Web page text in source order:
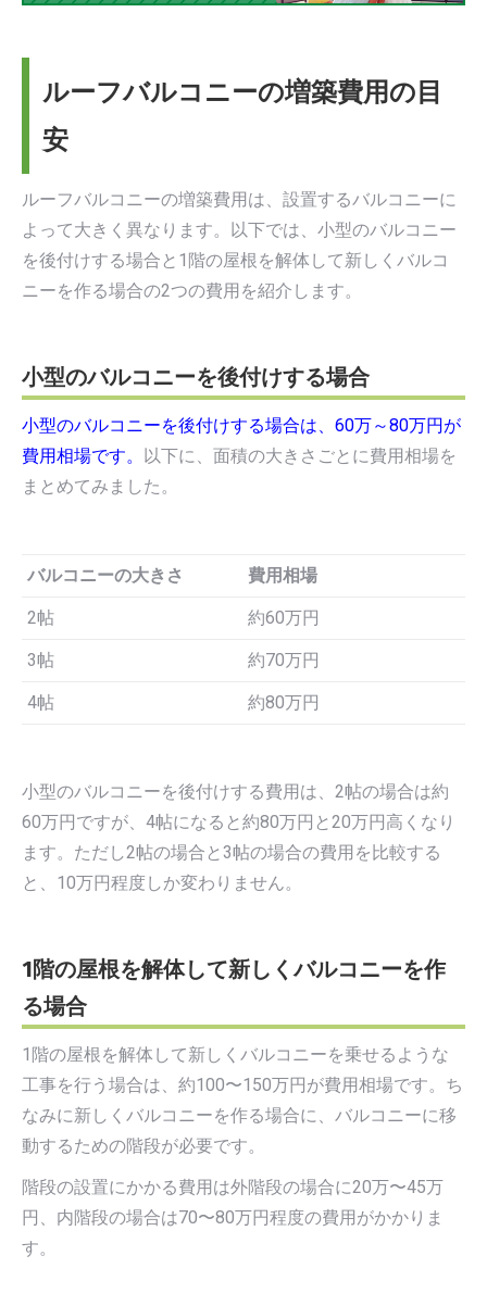
ルーフバルコニーの増築費用の目
安
ルーフバルコニーの増築費用は、設置するバルコニーに
よって大きく異なります。以下では、小型のバルコニー
を後付けする場合と1階の屋根を解体して新しくバルコ
ニーを作る場合の2つの費用を紹介します。
小型のバルコニーを後付けする場合
小型のバルコニーを後付けする場合は、60万～80万円が
費用相場です。
以下に、面積の大きさごとに費用相場を
まとめてみました。
バルコニーの大きさ 費用相場
2帖 約60万円
3帖 約70万円
4帖 約80万円
小型のバルコニーを後付けする費用は、2帖の場合は約
60万円ですが、4帖になると約80万円と20万円高くなり
ます。ただし2帖の場合と3帖の場合の費用を比較する
と、10万円程度しか変わりません。
1階の屋根を解体して新しくバルコニーを作
る場合
1階の屋根を解体して新しくバルコニーを乗せるような
工事を行う場合は、約100〜150万円が費用相場です。ち
なみに新しくバルコニーを作る場合に、バルコニーに移
動するための階段が必要です。
階段の設置にかかる費用は外階段の場合に20万〜45万
円、内階段の場合は70〜80万円程度の費用がかかりま
す。